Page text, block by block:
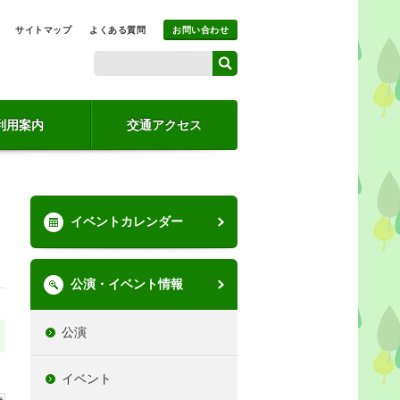
サイトマップ よくある質問 お問い合わせ
用案内 交通アクセス
イベントカレンダー
公演・イベント情報
公演
イベント